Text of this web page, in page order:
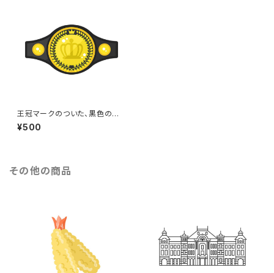
王冠マークのついた、黒色のチャ
ンピオンベルトのイラスト
¥500
その他の商品